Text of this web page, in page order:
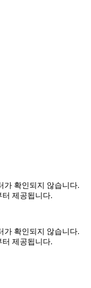
가 확인되지 않습니다.
터 제공됩니다.
가 확인되지 않습니다.
터 제공됩니다.